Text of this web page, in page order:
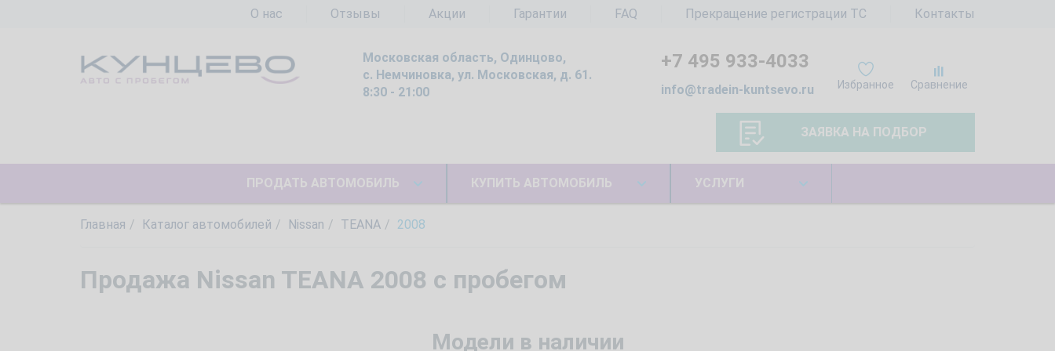
О нас Отзывы Акции Гарантии FAQ Прекращение регистрации ТС Контакты
Московская область, Одинцово,
с. Немчиновка, ул. Московская, д. 61.
8:30 - 21:00
Избранное Сравнение
+7 495 933-4033
info@tradein-kuntsevo.ru
ЗАЯВКА НА ПОДБОР
ПРОДАТЬ АВТОМОБИЛЬ КУПИТЬ АВТОМОБИЛЬ УСЛУГИ
Главная Каталог автомобилей Nissan TEANA 2008
Продажа Nissan TEANA 2008 с пробегом
Модели в наличии